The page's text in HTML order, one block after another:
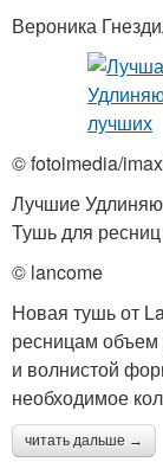
Вероника
© fotoimedia/
Лучшие
Тушь для
© lancome
Новая тушь от
ресницам объем
и волнистой
необходимое
читать дальше →